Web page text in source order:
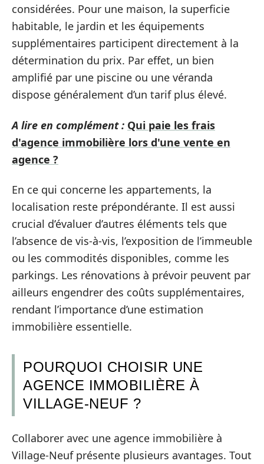
considérées. Pour une maison, la superficie
habitable, le jardin et les équipements
supplémentaires participent directement à la
détermination du prix. Par effet, un bien
amplifié par une piscine ou une véranda
dispose généralement d’un tarif plus élevé.
A lire en complément : Qui paie les frais
d'agence immobilière lors d'une vente en
agence ?
En ce qui concerne les appartements, la
localisation reste prépondérante. Il est aussi
crucial d’évaluer d’autres éléments tels que
l’absence de vis-à-vis, l’exposition de l’immeuble
ou les commodités disponibles, comme les
parkings. Les rénovations à prévoir peuvent par
ailleurs engendrer des coûts supplémentaires,
rendant l’importance d’une estimation
immobilière essentielle.
POURQUOI CHOISIR UNE
AGENCE IMMOBILIÈRE À
VILLAGE-NEUF ?
Collaborer avec une agence immobilière à
Village-Neuf présente plusieurs avantages. Tout